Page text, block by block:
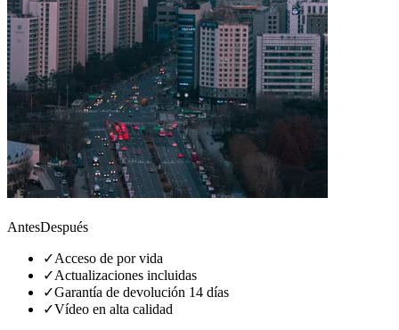
AntesDespués
✓Acceso de por vida
✓Actualizaciones incluidas
✓Garantía de devolución 14 días
✓Vídeo en alta calidad